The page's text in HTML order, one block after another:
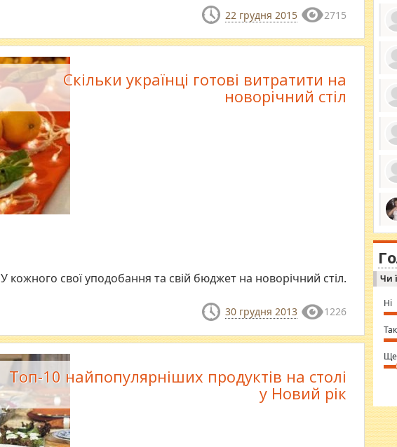
22 грудня 2015 2715
Скільки українці готові витратити на
новорічний стіл
У кожного свої уподобання та свій бюджет на новорічний стіл.
30 грудня 2013 1226
Топ-10 найпопулярніших продуктів на столі
у Новий рік
за
ми
in
⇒
Чи
Ні
Так
Ще